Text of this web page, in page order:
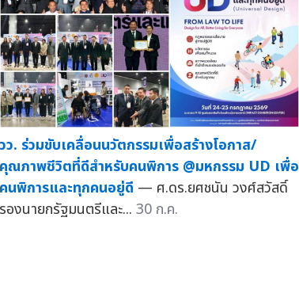
วว. ร่วมขับเคลื่อนนวัตกรรมเพื่อสร้างโอกาส/
คุณภาพชีวิตที่ดีสำหรับคนพิการ @มหกรรม UD เพื่อ
คนพิการและทุกคนอยู่ดี — ศ.ดร.ยศชนัน วงศ์สวัสดิ์
รองนายกรัฐมนตรีและ... 30 ก.ค.